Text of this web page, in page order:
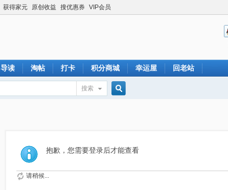
获得家元 原创收益 搜优惠券 VIP会员
导读 淘帖 打卡 积分商城 幸运屋 回老站
搜索
索
抱歉，您需要登录后才能查看
请稍候...